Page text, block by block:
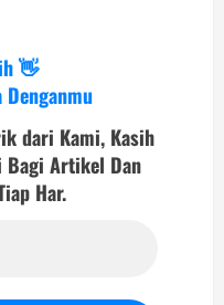
👋
dari Kami, Kasih
Bagi Artikel Dan
Har.